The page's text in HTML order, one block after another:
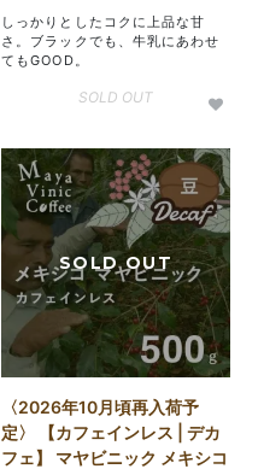
しっかりとしたコクに上品な甘
さ。ブラックでも、牛乳にあわせ
てもGOOD。
SOLD OUT
〈2026年10月頃再入荷予
定〉 【カフェインレス | デカ
フェ】 マヤビニック メキシコ